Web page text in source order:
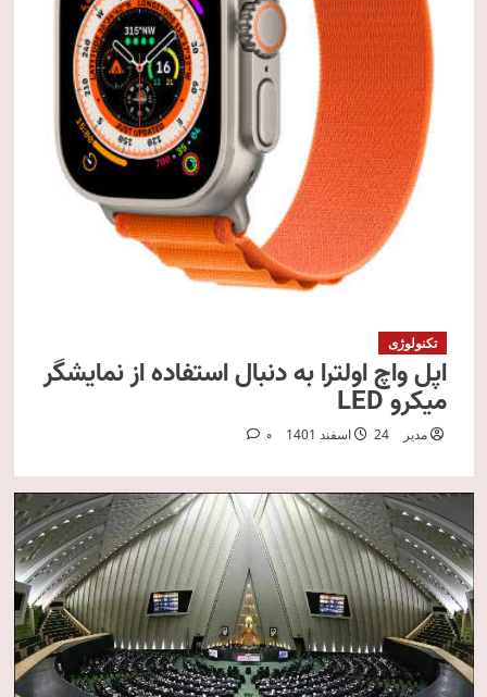
تکنولوژی
اپل واچ اولترا به دنبال استفاده از نمایشگر
میکرو LED
مدیر 24 اسفند 1401 0